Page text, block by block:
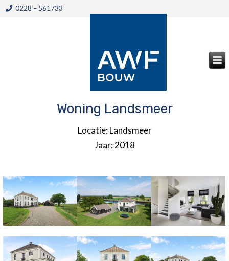
0228 – 561733
Woning Landsmeer
Locatie: Landsmeer
Jaar: 2018